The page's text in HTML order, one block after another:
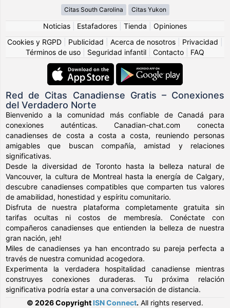
Citas South Carolina Citas Yukon
Noticias Estafadores Tienda
Opiniones
Cookies y RGPD
Publicidad Acerca de nosotros Privacidad
Términos de uso
Seguridad infantil Contacto FAQ
Red de Citas Canadiense Gratis – Conexiones
del Verdadero Norte
Bienvenido a la comunidad más confiable de Canadá para
conexiones auténticas. Canadian-chat.com conecta
canadienses de costa a costa a costa, reuniendo personas
amigables que buscan compañía, amistad y relaciones
significativas.
Desde la diversidad de Toronto hasta la belleza natural de
Vancouver, la cultura de Montreal hasta la energía de Calgary,
descubre canadienses compatibles que comparten tus valores
de amabilidad, honestidad y espíritu comunitario.
Disfruta de nuestra plataforma completamente gratuita sin
tarifas ocultas ni costos de membresía. Conéctate con
compañeros canadienses que entienden la belleza de nuestra
gran nación, ¡eh!
Miles de canadienses ya han encontrado su pareja perfecta a
través de nuestra comunidad acogedora.
Experimenta la verdadera hospitalidad canadiense mientras
construyes conexiones duraderas. Tu próxima relación
significativa podría estar a una conversación de distancia.
© 2026 Copyright ISN Connect. All rights reserved.